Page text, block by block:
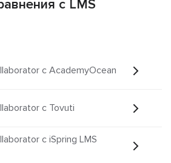
с LMS
с AcademyOcean
с Tovuti
с iSpring LMS